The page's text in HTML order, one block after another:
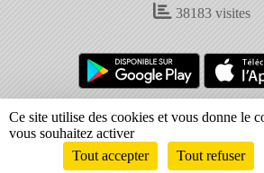
38183 visites
Charte cookies
Gestion des
Informations légales
Envie de participer ?
Ce site utilise des cookies et vous donne le
vous souhaitez activer
Tout accepter
Tout refuser